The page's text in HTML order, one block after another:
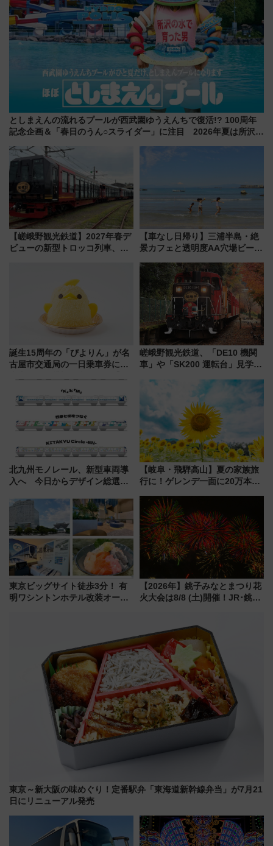
としまえんの流れるプールが西武園ゆうえんちで復活!? 100周年
記念企画＆「春日のうん○スライダー」に注目 2026年夏は所沢へ
【嵯峨野観光鉄道】2027年春デ
ビューの新型トロッコ列車、い
【車なし日帰り】三浦半島・絶
景カフェと透明度AA穴場ビーチ
用してストレスフリー旅へ行こ
う！
誕生15周年の「ぴよりん」が名
古屋市交通局の一日乗車券に！
定1万5000枚】
嵯峨野観光鉄道、「DE10 機関
車」や「SK200 運転台」見学ツ
トの一環で激レア体験できちゃ
うかも 参加方法やスケジュール
をご紹介
北九州モノレール、新型車両導
入へ 今日からデザイン総選挙
【岐阜・飛騨高山】夏の家族旅
行に！ゲレンデ一面に20万本の
アひまわり園」開園
東京ビッグサイト徒歩3分！ 有
明ワシントンホテル改装オープ
【2026年】銚子みなとまつり花
火大会は8/8 (土)開催！JR･銚子
力＆屋台を満喫
東京～新大阪の味めぐり！定番駅弁「東海道新幹線弁当」が7月21
日にリニューアル発売